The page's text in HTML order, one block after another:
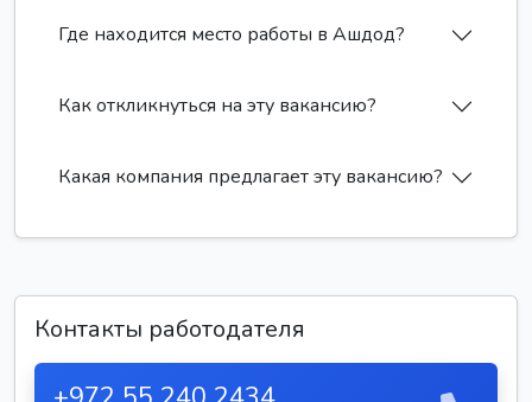
Где находится место работы в Ашдод?
Как откликнуться на эту вакансию?
Какая компания предлагает эту вакансию?
Контакты работодателя